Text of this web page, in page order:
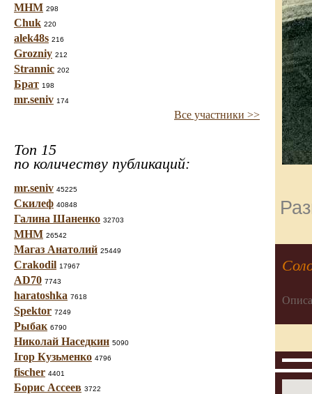
МНМ 298
Chuk 220
alek48s 216
Grozniy 212
Strannic 202
Брат 198
mr.seniv 174
Все участники >>
Топ 15
по количеству публикаций:
mr.seniv 45225
Скилеф 40848
Галина Шаненко 32703
МНМ 26542
Магаз Анатолий 25449
Crakodil 17967
AD70 7743
haratoshka 7618
Spektor 7249
Рыбак 6790
Николай Наседкин 5090
Ігор Кузьменко 4796
fischer 4401
Борис Ассеев 3722